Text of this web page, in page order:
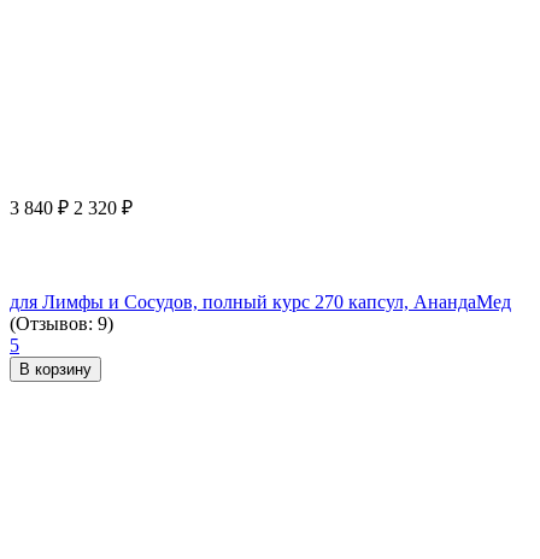
3 840 ₽ 2 320 ₽
для Лимфы и Сосудов, полный курс 270 капсул, АнандаМед
(Отзывов: 9)
5
В корзину